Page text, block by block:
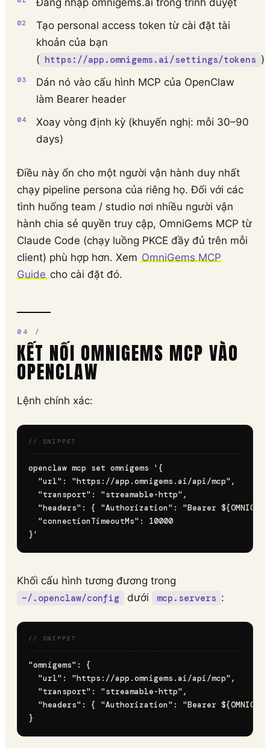
Đăng nhập omnigems.ai trong trình duyệt
Tạo personal access token từ cài đặt tài
khoản của bạn
( https://app.omnigems.ai/settings/tokens )
Dán nó vào cấu hình MCP của OpenClaw
làm Bearer header
Xoay vòng định kỳ (khuyến nghị: mỗi 30–90
days)
Điều này ổn cho một người vận hành duy nhất
chạy pipeline persona của riêng họ. Đối với các
tình huống team / studio nơi nhiều người vận
hành chia sẻ quyền truy cập, OmniGems MCP từ
Claude Code (chạy luồng PKCE đầy đủ trên mỗi
client) phù hợp hơn. Xem OmniGems MCP
Guide cho cài đặt đó.
KẾT NỐI OMNIGEMS MCP VÀO
OPENCLAW
Lệnh chính xác:
openclaw mcp set omnigems '{
  "url": "https://app.omnigems.ai/api/mcp",
  "transport": "streamable-http",
"headers": { "Authorization": "Bearer
  "connectionTimeoutMs": 10000
Khối cấu hình tương đương trong
~/.openclaw/config
dưới mcp.servers :
"omnigems": {
  "url": "https://app.omnigems.ai/api/mcp",
  "transport": "streamable-http",
"headers": { "Authorization": "Bearer